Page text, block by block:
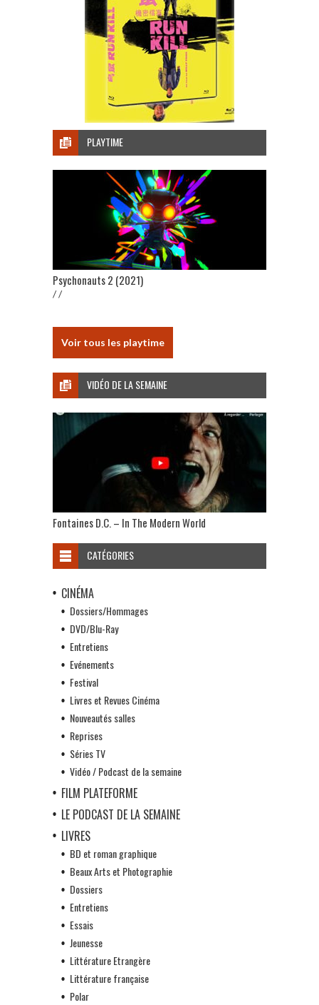
PLAYTIME
Psychonauts 2 (2021)
/ /
Voir tous les playtime
VIDÉO DE LA SEMAINE
Fontaines D.C. – In The Modern World
CATÉGORIES
CINÉMA
Dossiers/Hommages
DVD/Blu-Ray
Entretiens
Evénements
Festival
Livres et Revues Cinéma
Nouveautés salles
Reprises
Séries TV
Vidéo / Podcast de la semaine
FILM PLATEFORME
LE PODCAST DE LA SEMAINE
LIVRES
BD et roman graphique
Beaux Arts et Photographie
Dossiers
Entretiens
Essais
Jeunesse
Littérature Etrangère
Littérature française
Polar